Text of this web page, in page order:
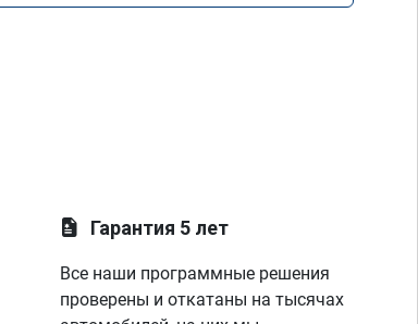
Гарантия 5 лет
Все наши программные решения
проверены и откатаны на тысячах